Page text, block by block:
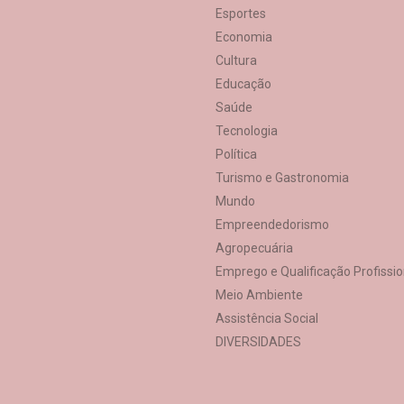
Esportes
Economia
Cultura
Educação
Saúde
Tecnologia
Política
Turismo e Gastronomia
Mundo
Empreendedorismo
Agropecuária
Emprego e Qualificação
Meio Ambiente
Assistência Social
DIVERSIDADES